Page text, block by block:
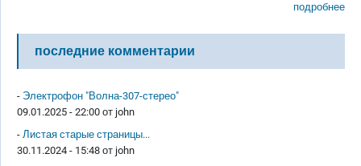
подробнее
последние комментарии
- Электрофон "Волна-307-стерео"
09.01.2025 - 22:00 от john
- Листая старые страницы...
30.11.2024 - 15:48 от john